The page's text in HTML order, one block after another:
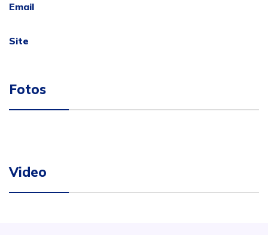
Email
Site
Fotos
Video